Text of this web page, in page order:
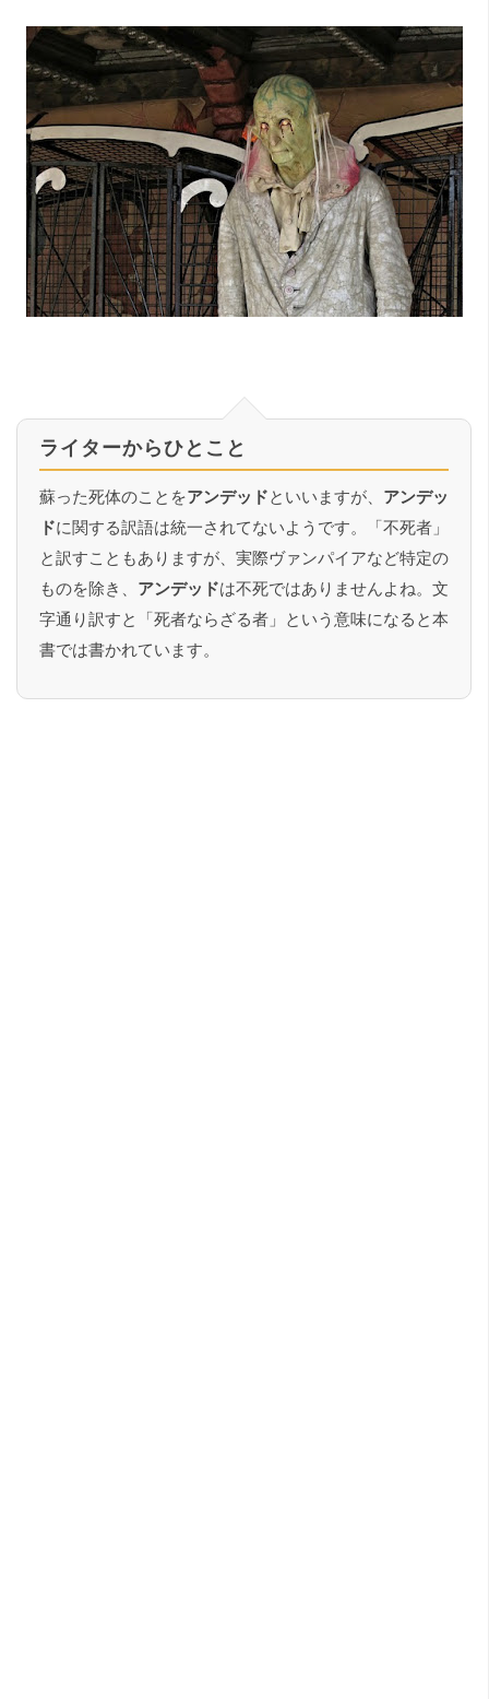
ライターからひとこと
蘇った死体のことをアンデッドといいますが、 アンデッ
ドに関する訳語は統一されてないようです。「不死者」
と訳すこともありますが、実際ヴァンパイアなど特定の
ものを除き、 アンデッドは不死ではありませんよね。文
字通り訳すと「死者ならざる者」という意味になると本
書では書かれています。